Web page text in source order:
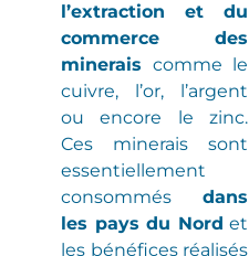
l’extraction et du
commerce des
minerais comme le
cuivre, l’or, l’argent
ou encore le zinc.
Ces minerais sont
essentiellement
consommés dans
les pays du Nord et
les bénéfices réalisés